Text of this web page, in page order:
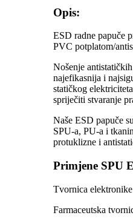
Opis:
ESD radne papuče
PVC potplatom/
Nošenje
najefikasnija i
statičkog
spriječiti stvaranje
Naše ESD papuče
SPU-a, PU-a i
protuklizne i
Primjene SPU
Tvornica elektronike
Farmaceutska